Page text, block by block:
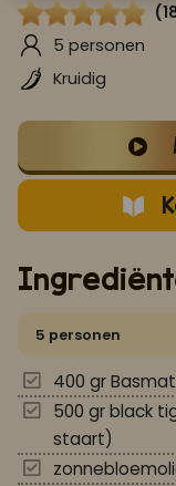
5 personen
Kruidig
5 personen
400 gr
500 gr black
staart)